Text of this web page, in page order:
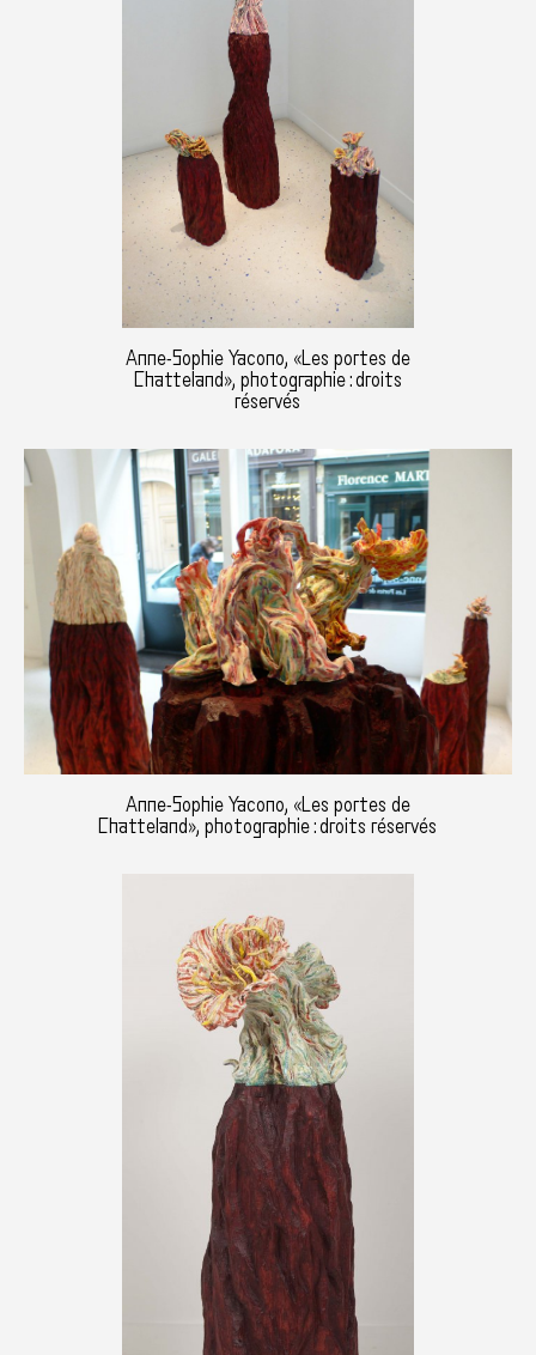
Anne-Sophie Yacono, «Les portes de
Chatteland», photographie : droits
réservés
Anne-Sophie Yacono, «Les portes de
Chatteland», photographie : droits réservés